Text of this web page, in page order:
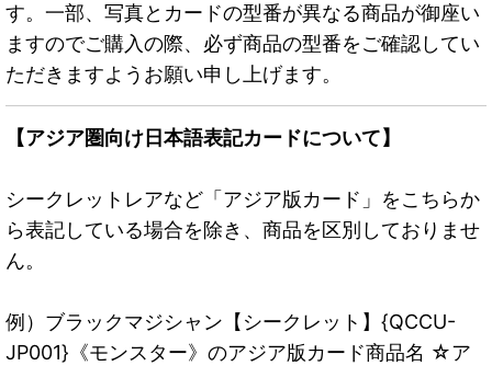
す。一部、写真とカードの型番が異なる商品が御座い
ますのでご購入の際、必ず商品の型番をご確認してい
ただきますようお願い申し上げます。
【アジア圏向け日本語表記カードについて】
シークレットレアなど「アジア版カード」をこちらか
ら表記している場合を除き、商品を区別しておりませ
ん。
例）ブラックマジシャン【シークレット】{QCCU-
JP001}《モンスター》のアジア版カード商品名 ☆ア